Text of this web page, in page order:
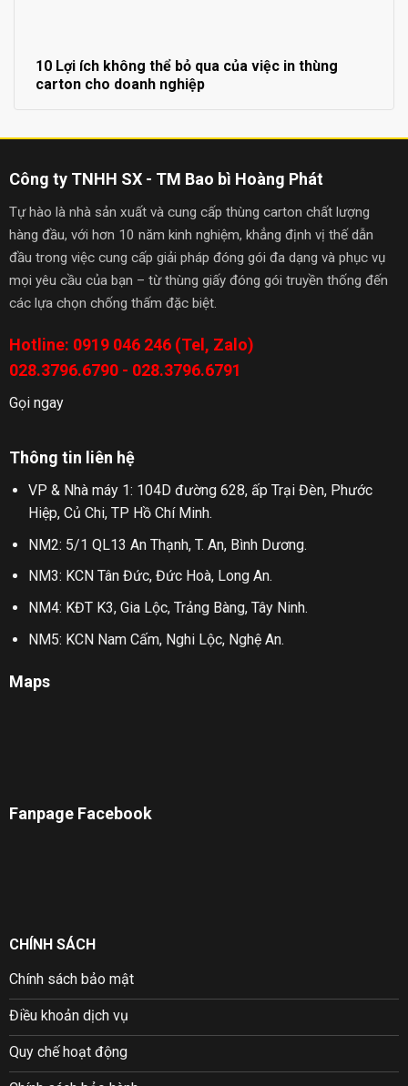
10 Lợi ích không thể bỏ qua của việc in thùng
carton cho doanh nghiệp
Công ty TNHH SX - TM Bao bì Hoàng Phát
Tự hào là nhà sản xuất và cung cấp thùng carton chất lượng
hàng đầu, với hơn 10 năm kinh nghiệm, khẳng định vị thế dẫn
đầu trong việc cung cấp giải pháp đóng gói đa dạng và phục vụ
mọi yêu cầu của bạn – từ thùng giấy đóng gói truyền thống đến
các lựa chọn chống thấm đặc biệt.
Hotline: 0919 046 246 (Tel, Zalo)
028.3796.6790 - 028.3796.6791
Gọi ngay
Thông tin liên hệ
VP & Nhà máy 1: 104D đường 628, ấp Trại Đèn, Phước
Hiệp, Củ Chi, TP Hồ Chí Minh.
NM2: 5/1 QL13 An Thạnh, T. An, Bình Dương.
NM3: KCN Tân Đức, Đức Hoà, Long An.
NM4: KĐT K3, Gia Lộc, Trảng Bàng, Tây Ninh.
NM5: KCN Nam Cấm, Nghi Lộc, Nghệ An.
Maps
Fanpage Facebook
CHÍNH SÁCH
Chính sách bảo mật
Điều khoản dịch vụ
Quy chế hoạt động